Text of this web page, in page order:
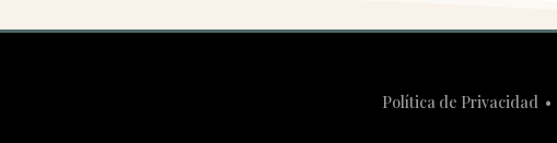
Política de Privacidad •